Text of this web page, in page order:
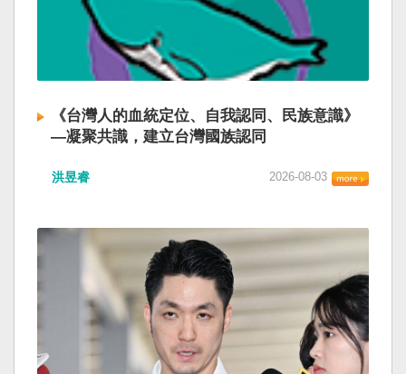
《台灣人的血統定位、自我認同、民族意識》
—凝聚共識，建立台灣國族認同
洪昱睿 2026-08-03